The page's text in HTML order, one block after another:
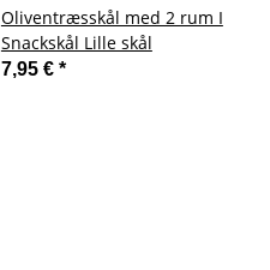
Oliventræsskål med 2 rum I
Snackskål Lille skål
7,95 € *